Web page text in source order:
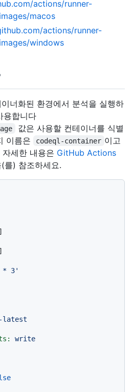
actions/runner-
macos
actions/runner-
windows
너화된 환경에서 분석을 실행하
합니다
값은 사용할 컨테이너를 식별
이름은
codeql-container 이고
자세한 내용은 GitHub Actions
(를) 참조하세요.
]
]
* 3'
latest
write